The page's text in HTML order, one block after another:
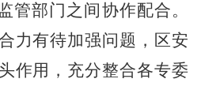
管部门之间协作配合。
力有待加强问题，区安
作用，充分整合各专委